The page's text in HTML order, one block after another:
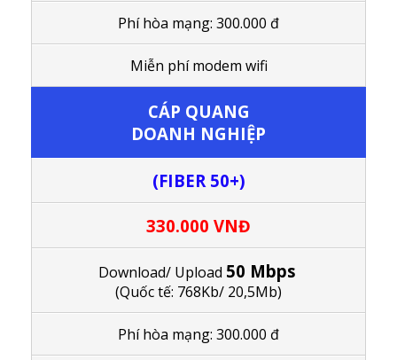
Phí hòa mạng: 300.000 đ
Miễn phí modem wifi
CÁP QUANG
DOANH NGHIỆP
(FIBER 50+)
330.000 VNĐ
Download/ Upload 50 Mbps
(Quốc tế: 768Kb/ 20,5Mb)
Phí hòa mạng: 300.000 đ